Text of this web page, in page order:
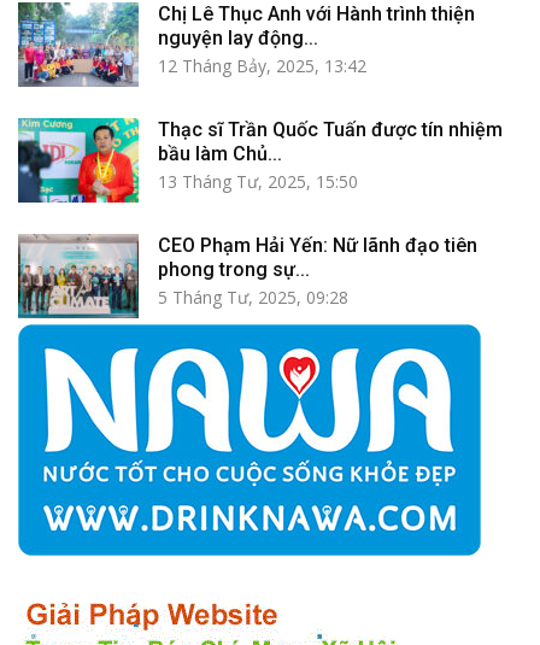
Chị Lê Thục Anh với Hành trình thiện
nguyện lay động...
12 Tháng Bảy, 2025, 13:42
Thạc sĩ Trần Quốc Tuấn được tín nhiệm
bầu làm Chủ...
13 Tháng Tư, 2025, 15:50
CEO Phạm Hải Yến: Nữ lãnh đạo tiên
phong trong sự...
5 Tháng Tư, 2025, 09:28